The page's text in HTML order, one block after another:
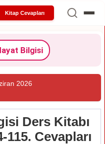
Kitap Cevapları
Bilgisi
2026
Ders Kitabı
115. Cevapları